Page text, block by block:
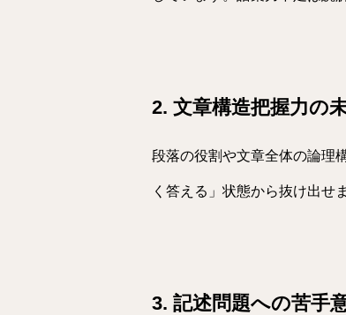
2. 文章構造把握力の
段落の役割や文章全体の論理
く答える」状態から抜け出せ
3. 記述問題への苦手